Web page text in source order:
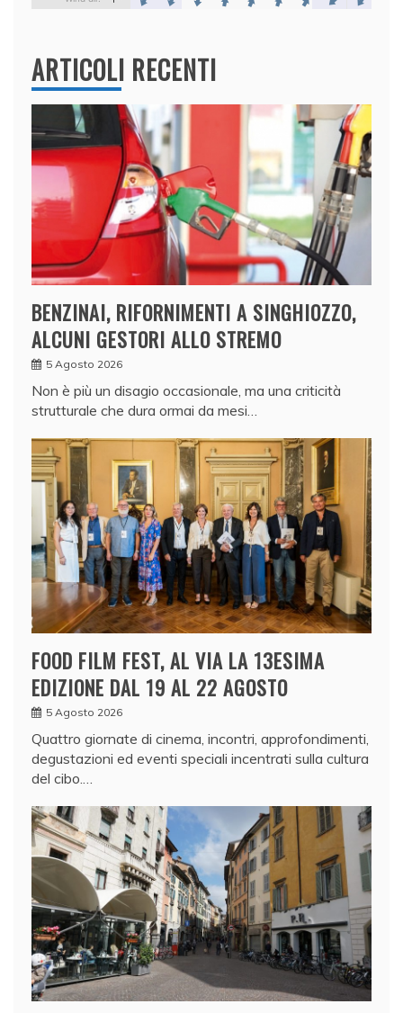
ARTICOLI RECENTI
BENZINAI, RIFORNIMENTI A SINGHIOZZO,
ALCUNI GESTORI ALLO STREMO
5 Agosto 2026
Non è più un disagio occasionale, ma una criticità
strutturale che dura ormai da mesi…
FOOD FILM FEST, AL VIA LA 13ESIMA
EDIZIONE DAL 19 AL 22 AGOSTO
5 Agosto 2026
Quattro giornate di cinema, incontri, approfondimenti,
degustazioni ed eventi speciali incentrati sulla cultura
del cibo.…